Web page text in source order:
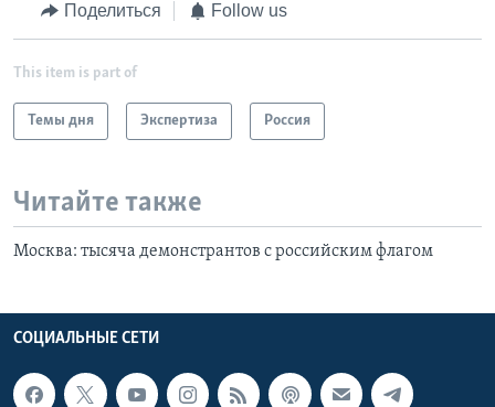
Поделиться Follow us
This item is part of
Темы дня Экспертиза Россия
Читайте также
Москва: тысяча демонстрантов с российским флагом
СОЦИАЛЬНЫЕ СЕТИ